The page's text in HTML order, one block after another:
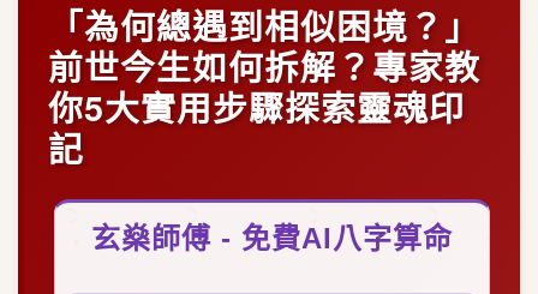
「為何總遇到相似困境？」
前世今生如何拆解？專家教
你5大實用步驟探索靈魂印
記
玄燊師傅 - 免費AI八字算命